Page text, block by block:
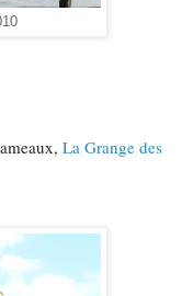
La Grange des